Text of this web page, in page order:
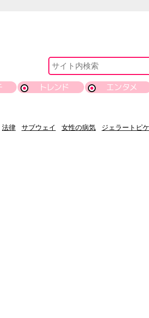
トレンド エンタメ
法律 サブウェイ 女性の病気 ジェラートピケ